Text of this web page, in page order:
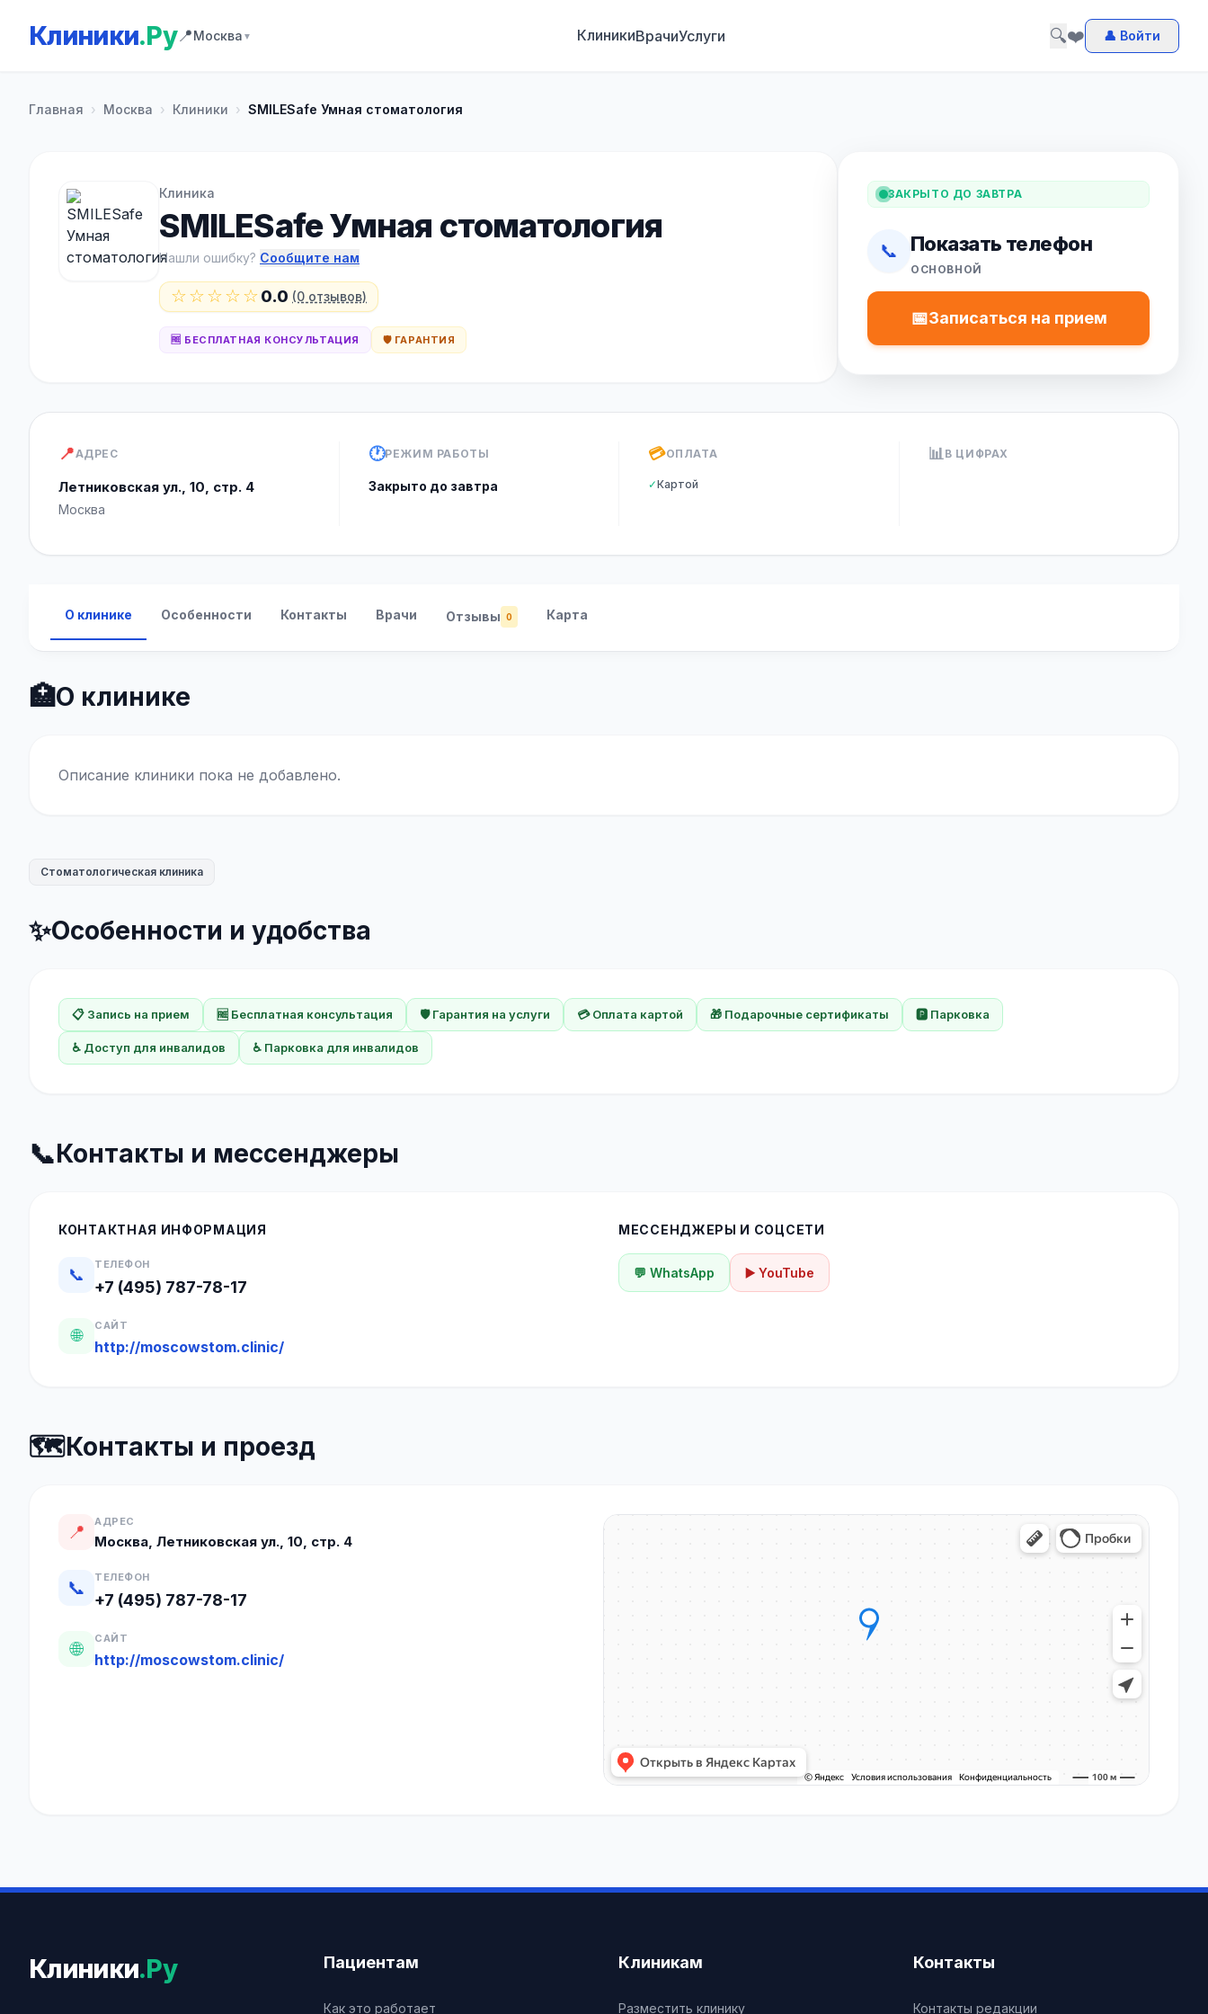
Клиники.Ру📍Москва ▼ КлиникиВрачиУслуги 🔍❤️ 👤 Войти
Главная › Москва › Клиники › SMILESafe Умная стоматология
Клиника
SMILESafe Умная стоматология
Нашли ошибку? Сообщите нам
☆☆☆☆☆0.0 (0 отзывов)
🆓 БЕСПЛАТНАЯ КОНСУЛЬТАЦИЯ 🛡️ ГАРАНТИЯ
ЗАКРЫТО ДО ЗАВТРА
📞 Показать телефон
ОСНОВНОЙ
📅Записаться на прием
📍АДРЕС
Летниковская ул., 10, стр. 4
Москва
🕐РЕЖИМ РАБОТЫ
Закрыто до завтра
💳ОПЛАТА
✓Картой
📊В ЦИФРАХ
О клинике Особенности Контакты Врачи Отзывы 0 Карта
🏥О клинике
Описание клиники пока не добавлено.
Стоматологическая клиника
✨Особенности и удобства
📋 Запись на прием 🆓 Бесплатная консультация 🛡️ Гарантия на услуги 💳 Оплата картой 🎁 Подарочные сертификаты 🅿️ Парковка
♿ Доступ для инвалидов ♿ Парковка для инвалидов
📞Контакты и мессенджеры
КОНТАКТНАЯ ИНФОРМАЦИЯ
📞
ТЕЛЕФОН
+7 (495) 787-78-17
🌐
САЙТ
http://moscowstom.clinic/
МЕССЕНДЖЕРЫ И СОЦСЕТИ
💬 WhatsApp ▶️ YouTube
🗺️Контакты и проезд
📍 АДРЕС
Москва, Летниковская ул., 10, стр. 4
📞 ТЕЛЕФОН
+7 (495) 787-78-17
🌐 САЙТ
http://moscowstom.clinic/
Клиники.Ру Пациентам
Как это работает
Клиникам
Разместить клинику
Контакты
Контакты редакции